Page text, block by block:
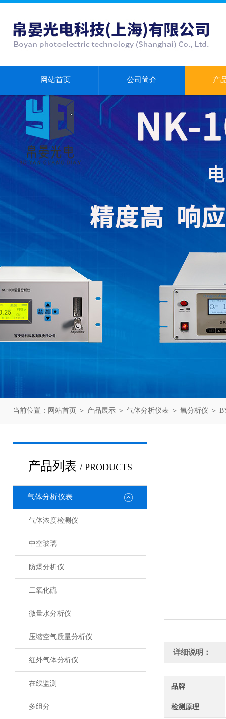
网站首页 公司简介 产
当前位置： 网站首页 ＞ 产品展示 ＞ 气体分析仪表 ＞ 氧分析仪 ＞
产品列表 / PRODUCTS
气体分析仪表
气体浓度检测仪
中空玻璃
防爆分析仪
二氧化硫
微量水分析仪
压缩空气质量分析仪
红外气体分析仪
在线监测
多组分
详细说明：
品牌
检测原理